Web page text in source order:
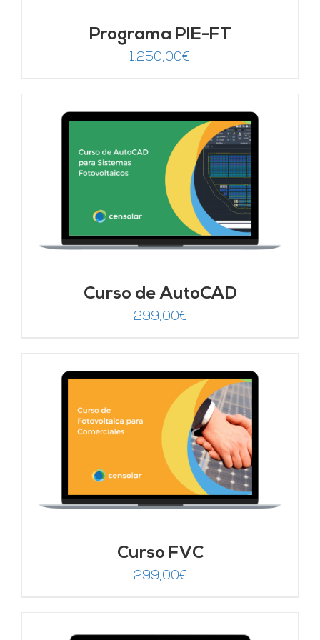
Programa PIE-FT
1.250,00€
Curso de AutoCAD
299,00€
Curso FVC
299,00€